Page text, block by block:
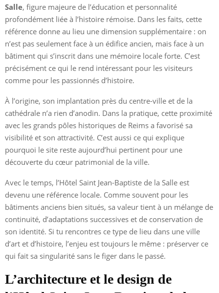
Salle, figure majeure de l’éducation et personnalité
profondément liée à l’histoire rémoise. Dans les faits, cette
référence donne au lieu une dimension supplémentaire : on
n’est pas seulement face à un édifice ancien, mais face à un
bâtiment qui s’inscrit dans une mémoire locale forte. C’est
précisément ce qui le rend intéressant pour les visiteurs
comme pour les passionnés d’histoire.
À l’origine, son implantation près du centre-ville et de la
cathédrale n’a rien d’anodin. Dans la pratique, cette proximité
avec les grands pôles historiques de Reims a favorisé sa
visibilité et son attractivité. C’est aussi ce qui explique
pourquoi le site reste aujourd’hui pertinent pour une
découverte du cœur patrimonial de la ville.
Avec le temps, l’Hôtel Saint Jean-Baptiste de la Salle est
devenu une référence locale. Comme souvent pour les
bâtiments anciens bien situés, sa valeur tient à un mélange de
continuité, d’adaptations successives et de conservation de
son identité. Si tu rencontres ce type de lieu dans une ville
d’art et d’histoire, l’enjeu est toujours le même : préserver ce
qui fait sa singularité sans le figer dans le passé.
L’architecture et le design de